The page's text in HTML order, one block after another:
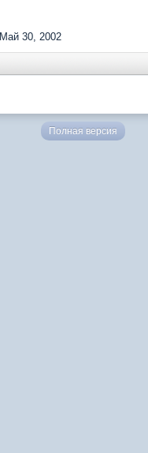
Май 30, 2002
Полная версия